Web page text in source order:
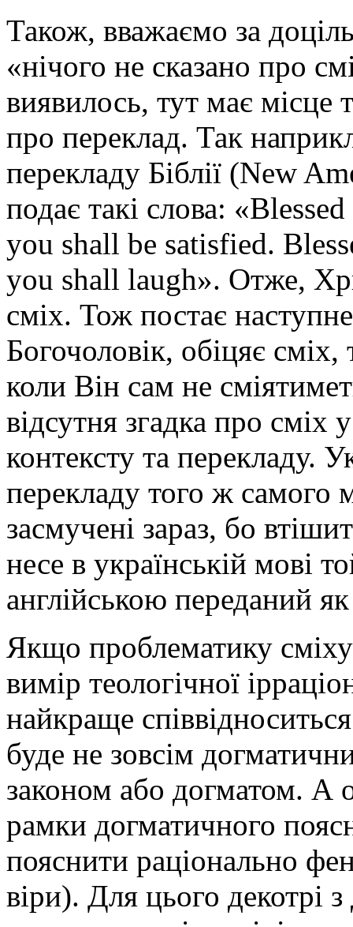
Також, вважаємо за
«нічого не сказано про
виявилось, тут має місце
про переклад. Так
перекладу Біблії (New
подає такі слова:
you shall be satisfied.
you shall laugh». Отже,
сміх. Тож постає
Богочоловік, обіцяє
коли Він сам не
відсутня згадка про сміх
контексту та перекладу.
перекладу того ж самого
засмучені зараз, бо
несе в українській мові
англійською переданий
Якщо проблематику
вимір теологічної
найкраще
буде не зовсім
законом або догматом. А
рамки догматичного
пояснити раціонально
віри). Для цього декотрі